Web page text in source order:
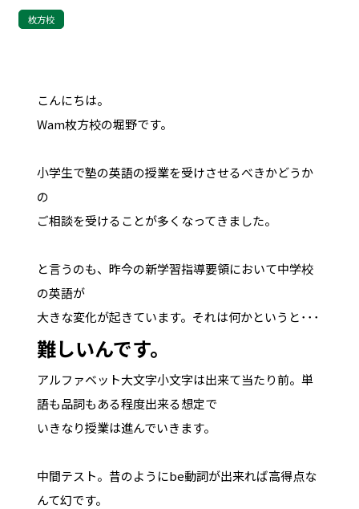
枚方校
こんにちは。
Wam枚方校の堀野です。
小学生で塾の英語の授業を受けさせるべきかどうか
の
ご相談を受けることが多くなってきました。
と言うのも、昨今の新学習指導要領において中学校
の英語が
大きな変化が起きています。それは何かというと･･･
難しいんです。
アルファベット大文字小文字は出来て当たり前。単
語も品詞もある程度出来る想定で
いきなり授業は進んでいきます。
中間テスト。昔のようにbe動詞が出来れば高得点な
んて幻です。